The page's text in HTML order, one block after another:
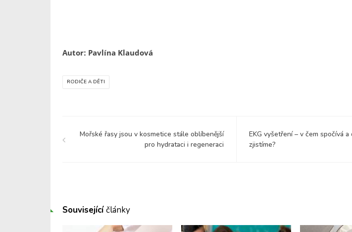
Autor: Pavlína Klaudová
RODIČE A DĚTI
Mořské řasy jsou v kosmetice stále oblíbenější
pro hydrataci i regeneraci
EKG vyšetření – v čem spočívá a
zjistíme?
Souvisejícíčlánky